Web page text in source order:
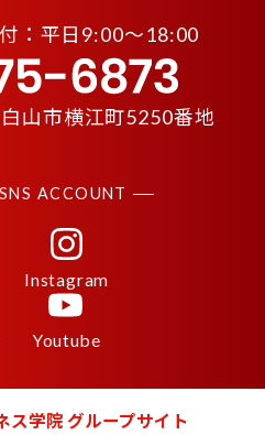
：平日9:00〜18:00
山市横江町5250番地
ACCOUNT
Instagram
Youtube
ス学院 グループサイト